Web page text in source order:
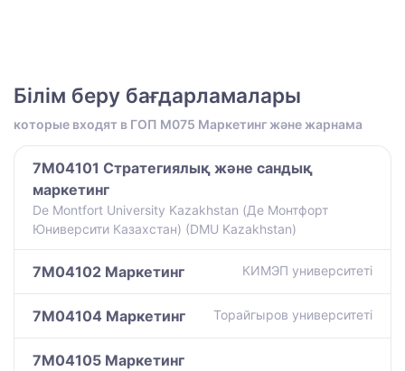
Білім беру бағдарламалары
которые входят в ГОП M075 Маркетинг және жарнама
7M04101 Стратегиялық және сандық
маркетинг
De Montfort University Kazakhstan (Де Монтфорт
Юниверсити Казахстан) (DMU Kazakhstan)
7M04102 Маркетинг КИМЭП университеті
7M04104 Маркетинг Торайгыров университеті
7M04105 Маркетинг